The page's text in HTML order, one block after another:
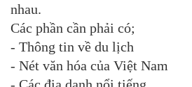
nhau.
Các phần cần phải có;
- Thông tin về du lịch
- Nét văn hóa của Việt Nam
- Các địa danh nổi tiếng